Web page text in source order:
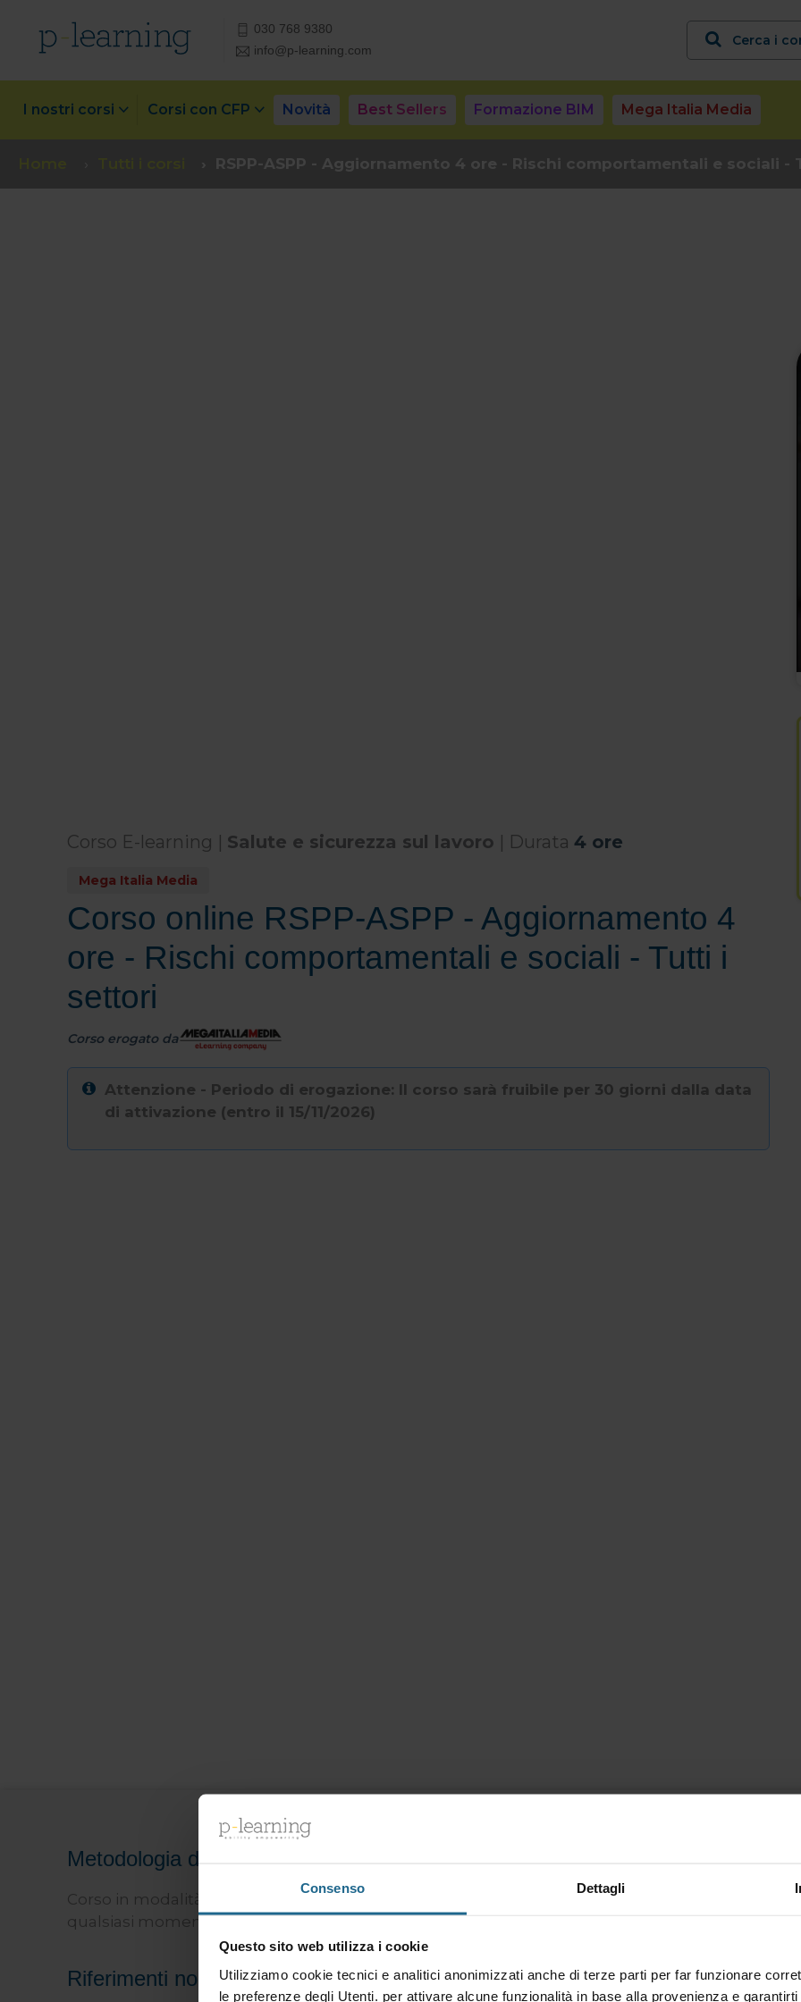
Consenso Dettagli
Questo sito web utilizza i cookie
Utilizziamo cookie tecnici e analitici anonimizzati anche di terze parti per far funzionare
le preferenze degli Utenti. per attivare alcune funzionalità in base alla provenienza e
030 768 9380
info@p-learning.com
Cerca i
I nostri corsi Corsi con CFP Novità Best Sellers Formazione BIM Mega Italia Media
RSPP-ASPP - Aggiornamento 4 ore - Rischi comportamentali e sociali -
Corso E-learning | Salute e sicurezza sul lavoro | Durata 4 ore
Mega Italia Media
Corso online RSPP-ASPP - Aggiornamento 4
ore - Rischi comportamentali e sociali - Tutti i
settori
Corso erogato da
Attenzione - Periodo di erogazione: Il corso sarà fruibile per 30 giorni dalla data
di attivazione (entro il 15/11/2026)
Metodologia del corso
Corso in modalità
, che potrà essere fruito online in modalità asincrona (in
qualsiasi momento del giorno, 24 ore su 24, 7 giorni alla settimana).
Riferimenti normativi